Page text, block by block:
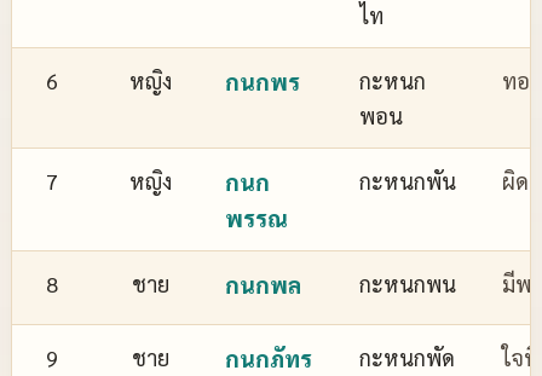
ไท
6 หญิง กนกพร
กะหนก
พอน
ทอ
7 หญิง
กนก
พรรณ
กะหนกพัน ผิด
8 ชาย กนกพล กะหนกพน มีพ
9 ชาย กนกภัทร กะหนกพัด ใจ